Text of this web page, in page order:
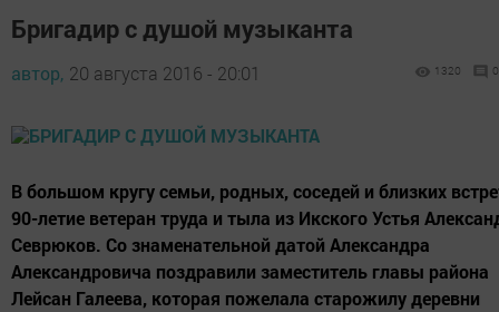
Бригадир с душой музыканта
автор, 20 августа 2016 - 20:01 1320 0
В большом кругу семьи, родных, соседей и близких
90-летие ветеран труда и тыла из Икского Устья
Севрюков. Со знаменательной датой Александра
Александровича поздравили заместитель главы района
Лейсан Галеева, которая пожелала старожилу деревни